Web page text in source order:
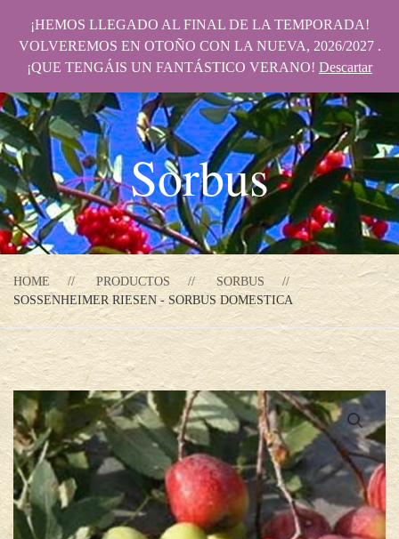
Sorbus
HOME PRODUCTOS
SORBUS
SOSSENHEIMER RIESEN - SORBUS DOMESTICA
¡HEMOS LLEGADO AL FINAL DE LA TEMPORADA!
VOLVEREMOS EN OTOÑO CON LA NUEVA, 2026/2027 .
¡QUE TENGÁIS UN FANTÁSTICO VERANO! Descartar